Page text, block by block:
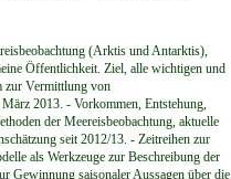
(Arktis und Antarktis),
Öffentlichkeit. Ziel, alle wichtigen und
zur Vermittlung von
2013. - Vorkommen, Entstehung,
der Meereisbeobachtung, aktuelle
seit 2012/13. - Zeitreihen zur
als Werkzeuge zur Beschreibung der
Gewinnung saisonaler Aussagen über die